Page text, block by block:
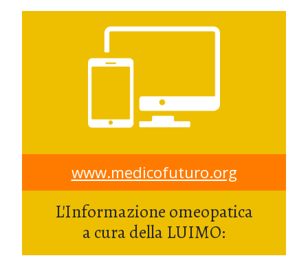
www.medicofuturo.org
L'Informazione omeopatica
a cura della LUIMO: